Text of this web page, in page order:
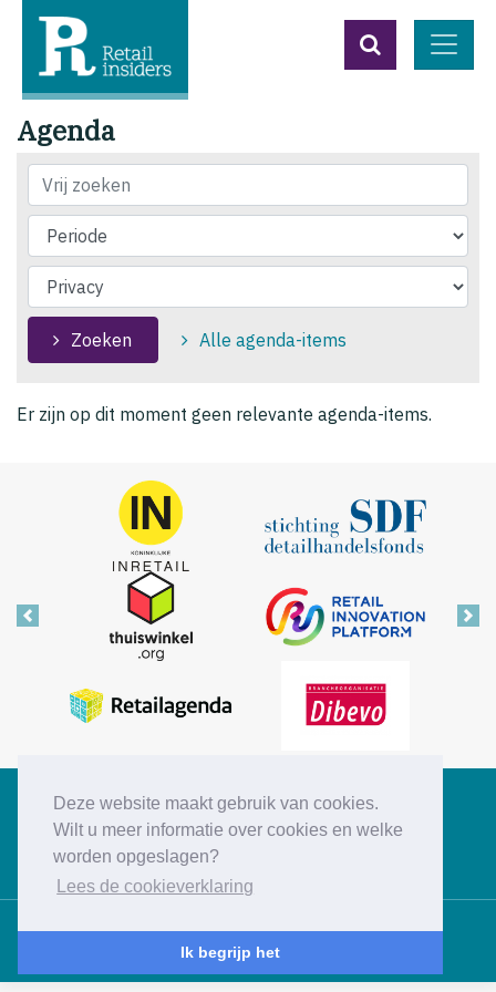
Deze website maakt gebruik van cookies.
Wilt u meer informatie over cookies en welke
worden opgeslagen?
Lees de cookieverklaring
Ik begrijp het
Agenda
Titel
Zoeken Alle agenda-items
Er zijn op dit moment geen relevante agenda-items.
Vorige
Copyright © 2026 Retail Insiders
Disclaimer Privacy statement